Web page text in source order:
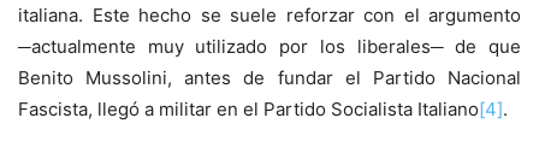
italiana. Este hecho se suele reforzar con el argumento
─actualmente muy utilizado por los liberales─ de que
Benito Mussolini, antes de fundar el Partido Nacional
Fascista, llegó a militar en el Partido Socialista Italiano[4].